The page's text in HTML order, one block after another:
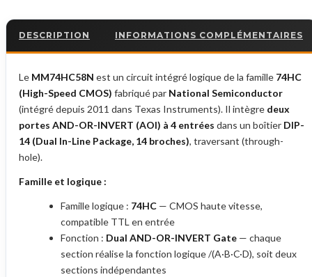
DESCRIPTION INFORMATIONS COMPLÉMENTAIRES
Le MM74HC58N est un circuit intégré logique de la famille 74HC
(High-Speed CMOS) fabriqué par National Semiconductor
(intégré depuis 2011 dans Texas Instruments). Il intègre deux
portes AND-OR-INVERT (AOI) à 4 entrées dans un boîtier DIP-
14 (Dual In-Line Package, 14 broches), traversant (through-
hole).
Famille et logique :
Famille logique : 74HC — CMOS haute vitesse,
compatible TTL en entrée
Fonction : Dual AND-OR-INVERT Gate — chaque
section réalise la fonction logique /(A·B·C·D), soit deux
sections indépendantes